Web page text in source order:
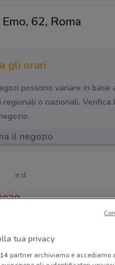
62, Roma
gli orari
possono variare in base
regionali o nazionali. Verifica
il negozio
n.d.
tua privacy
partner archiviamo e accediamo